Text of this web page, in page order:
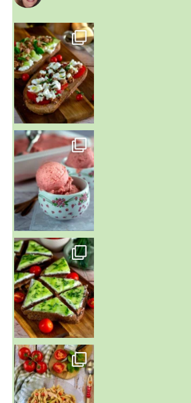
~ NICE CREAM À LA FRAISE ~
Presque un mois que
~ SALADE DE PÂTES AUX DEUX TOMATES THON ET BURRA